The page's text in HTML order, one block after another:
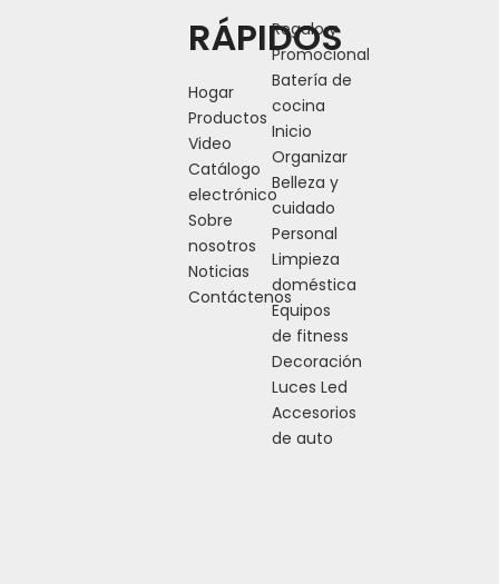
RÁPIDOS
Hogar
Productos
Video
Catálogo
electrónico
Sobre
nosotros
Noticias
Contáctenos
Regalo y
Promocional
Batería de
cocina
Inicio
Organizar
Belleza y
cuidado
Personal
Limpieza
doméstica
Equipos
de fitness
Decoración
Luces Led
Accesorios
de auto